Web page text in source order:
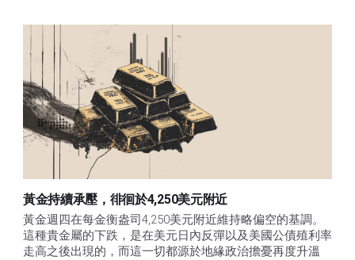
黃金持續承壓，徘徊於4,250美元附近
黃金週四在每金衡盎司4,250美元附近維持略偏空的基調。
這種貴金屬的下跌，是在美元日內反彈以及美國公債殖利率
走高之後出現的，而這一切都源於地緣政治擔憂再度升溫